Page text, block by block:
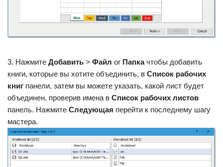
3. Нажмите Добавить > Файл or Папкачтобы добавить
книги, которые вы хотите объединить, в Список рабочих
книг панели, затем вы можете указать, какой лист будет
объединен, проверив имена в Список рабочих листов
панель. Нажмите Следующая перейти к последнему шагу
мастера.